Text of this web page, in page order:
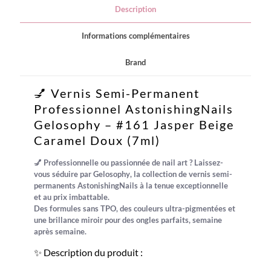
Description
Informations complémentaires
Brand
💅 Vernis Semi-Permanent
Professionnel AstonishingNails
Gelosophy – #161 Jasper Beige
Caramel Doux (7ml)
💅 Professionnelle ou passionnée de nail art ?Laissez-
vous séduire parGelosophy, la collection de vernis semi-
permanentsAstonishingNailsà latenue exceptionnelle
et au prix imbattable.
Desformules sans TPO, descouleurs ultra-pigmentéeset
une brillance miroir pour des ongles parfaits, semaine
après semaine.
✨ Description du produit :